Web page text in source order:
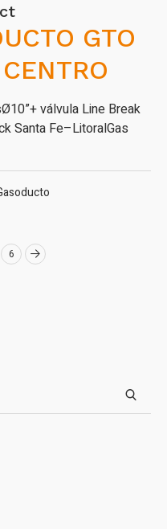
GTO
válvula Line Break
Santa Fe–LitoralGas
6